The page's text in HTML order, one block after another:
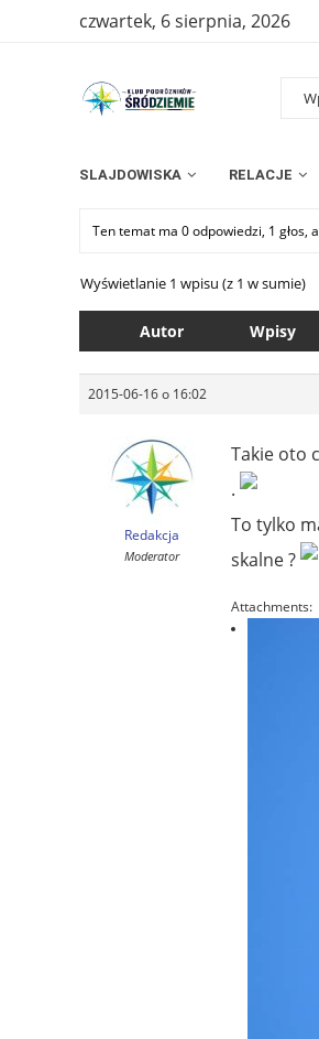
czwartek, 6 sierpnia, 2026
SLAJDOWISKA RELACJE
Ten temat ma 0 odpowiedzi, 1 głos,
Wyświetlanie 1 wpisu (z 1 w sumie)
Autor Wpisy
2015-06-16 o 16:02
Redakcja
Moderator
Takie oto
.
To tylko
skalne ?
Attachments: